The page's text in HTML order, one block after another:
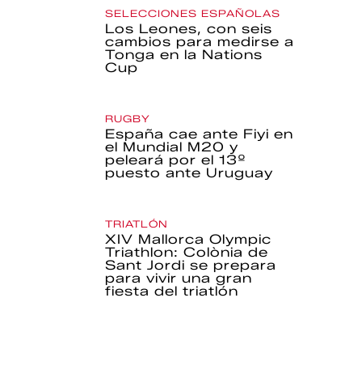
SELECCIONES ESPAÑOLAS
Los Leones, con seis
cambios para medirse a
Tonga en la Nations
Cup
RUGBY
España cae ante Fiyi en
el Mundial M20 y
peleará por el 13º
puesto ante Uruguay
TRIATLÓN
XIV Mallorca Olympic
Triathlon: Colònia de
Sant Jordi se prepara
para vivir una gran
fiesta del triatlón